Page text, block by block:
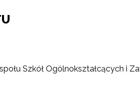
Szkół Ogólnokształcących i